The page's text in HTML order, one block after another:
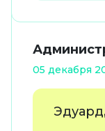
05 декабря